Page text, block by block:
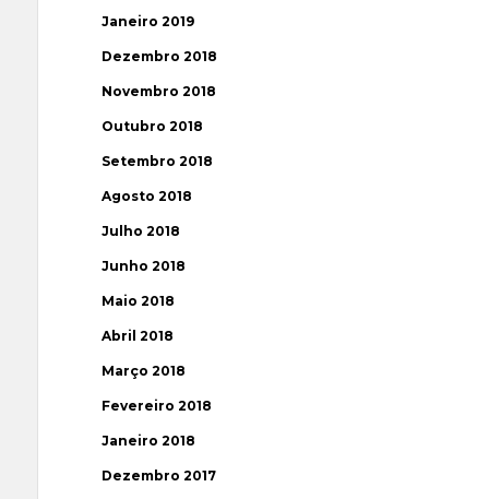
Janeiro 2019
Dezembro 2018
Novembro 2018
Outubro 2018
Setembro 2018
Agosto 2018
Julho 2018
Junho 2018
Maio 2018
Abril 2018
Março 2018
Fevereiro 2018
Janeiro 2018
Dezembro 2017